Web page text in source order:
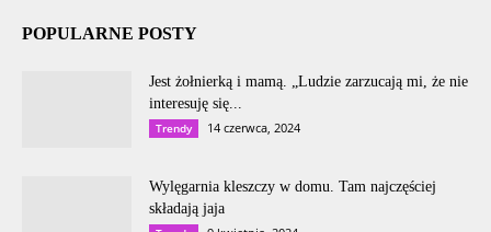
POPULARNE POSTY
Jest żołnierką i mamą. „Ludzie zarzucają mi, że nie
interesuję się...
Trendy 14 czerwca, 2024
Wylęgarnia kleszczy w domu. Tam najczęściej
składają jaja